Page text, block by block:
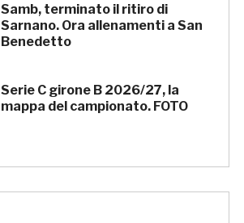
Samb, terminato il ritiro di
Sarnano. Ora allenamenti a San
Benedetto
Serie C girone B 2026/27, la
mappa del campionato. FOTO